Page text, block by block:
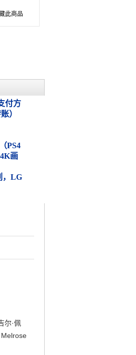
此商品
付方
）
PS4
画
，LG
尔·佩
Melrose